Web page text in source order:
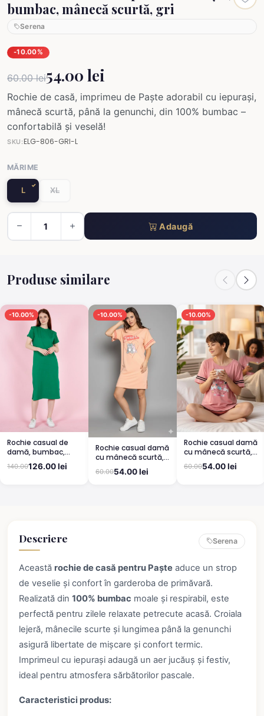
bumbac, mânecă scurtă, gri
Serena
-10.00%
60.00 lei54.00 lei
Rochie de casă, imprimeu de Paște adorabil cu iepurași,
mânecă scurtă, până la genunchi, din 100% bumbac –
confortabilă și veselă!
SKU:ELG-806-GRI-L
MĂRIME
L XL
Adaugă
Produse similare
-10.00%
Rochie casual de
damă, bumbac,
mânecă scurtă-
culoare verde
140.00126.00 lei
-10.00%
Rochie casual damă
cu mânecă scurtă,
până la genunchi,
imprimeu Sweet,
60.0054.00 lei
-10.00%
Rochie casual damă
cu mânecă scurtă,
până la genunchi,
imprimeu ,,Sleep'',
60.0054.00 lei
Descriere Serena
Această rochie de casă pentru Paște aduce un strop
de veselie și confort în garderoba de primăvară.
Realizată din100% bumbac moale și respirabil, este
perfectă pentru zilele relaxate petrecute acasă. Croiala
lejeră, mânecile scurte și lungimea până la genunchi
asigură libertate de mișcare și confort termic.
Imprimeul cu iepurași adaugă un aer jucăuș și festiv,
ideal pentru atmosfera sărbătorilor pascale.
Caracteristici produs: